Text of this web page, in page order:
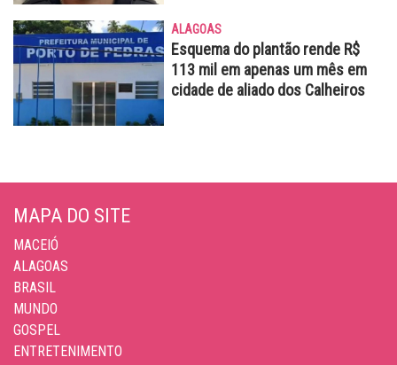
ALAGOAS
Esquema do plantão rende R$
113 mil em apenas um mês em
cidade de aliado dos Calheiros
MAPA DO SITE
MACEIÓ
ALAGOAS
BRASIL
MUNDO
GOSPEL
ENTRETENIMENTO